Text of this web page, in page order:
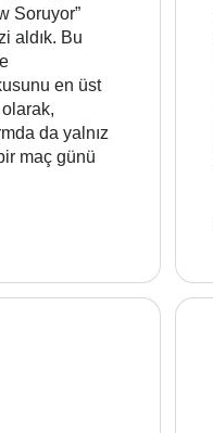
Soruyor”
aldık. Bu
en üst
da yalnız
maç günü